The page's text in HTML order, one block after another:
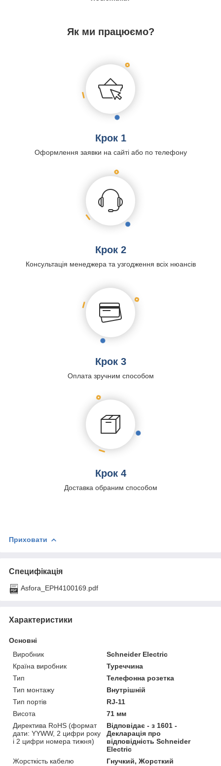
Як ми працюємо?
Крок 1
Оформлення заявки на сайті або по телефону
Крок 2
Консультація менеджера та узгодження всіх нюансів
Крок 3
Оплата зручним способом
Крок 4
Доставка обраним способом
Приховати
Специфікація
Asfora_EPH4100169.pdf
Характеристики
Основні
Виробник
Schneider Electric
Країна виробник
Туреччина
Тип
Телефонна розетка
Тип монтажу
Внутрішній
Тип портів
RJ-11
Висота
71 мм
Директива RoHS (формат
дати: YYWW, 2 цифри року
і 2 цифри номера тижня)
Відповідає - з 1601 -
Декларація про
відповідність Schneider
Electric
Жорсткість кабелю
Гнучкий, Жорсткий